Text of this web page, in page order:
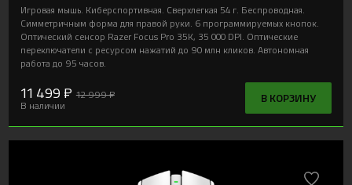
Игровая мышь. Киберспортивная. Сверхлегкая 54 г. Беспроводная.
Симметричным форма для правой руки. 6 программируемых кнопок.
Оптический сенсор Razer Focus Pro 35K, 35 000 DPI. Оптические
переключатели с ресурсом нажатий до 90 млн кликов. Автономная
работа до 95 часов.
11 499 ₽ 12 999 ₽
В наличии
В КОРЗИНУ